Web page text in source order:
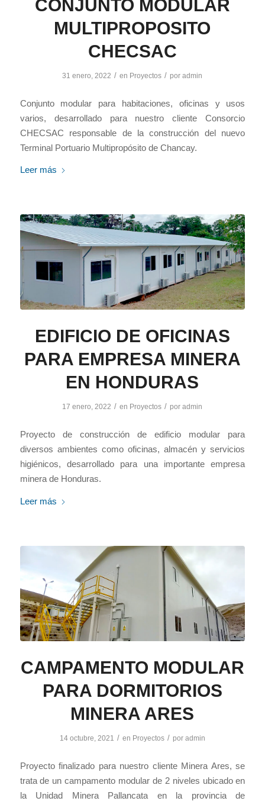
CONJUNTO MODULAR
MULTIPROPOSITO
CHECSAC
31 enero, 2022 / en Proyectos / poradmin
Conjunto modular para habitaciones, oficinas y usos
varios, desarrollado para nuestro cliente Consorcio
CHECSAC responsable de la construcción del nuevo
Terminal Portuario Multipropósito de Chancay.
Leer más
EDIFICIO DE OFICINAS
PARA EMPRESA MINERA
EN HONDURAS
17 enero, 2022 / en Proyectos / poradmin
Proyecto de construcción de edificio modular para
diversos ambientes como oficinas, almacén y servicios
higiénicos, desarrollado para una importante empresa
minera de Honduras.
Leer más
CAMPAMENTO MODULAR
PARA DORMITORIOS
MINERA ARES
14 octubre, 2021 / en Proyectos / por admin
Proyecto finalizado para nuestro cliente Minera Ares, se
trata de un campamento modular de 2 niveles ubicado en
la Unidad Minera Pallancata en la provincia de